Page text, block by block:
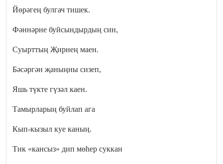
Йөрәгең булгач тишек.
Фәннәрне буйсындырдың син,
Суырттың Җирнең маен.
Бәсәргән җаныңны сизеп,
Яшь түкте гүзәл каен.
Тамырларың буйлап ага
Кып-кызыл куе каның.
Тик «кансыз» дип мөһер суккан